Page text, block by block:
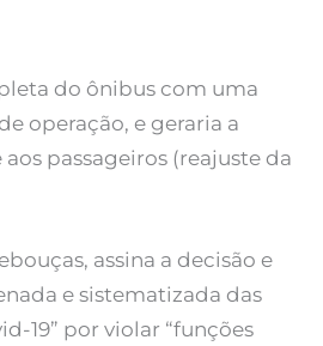
do ônibus com uma
operação, e geraria a
passageiros (reajuste da
assina a decisão e
e sistematizada das
19” por violar “funções